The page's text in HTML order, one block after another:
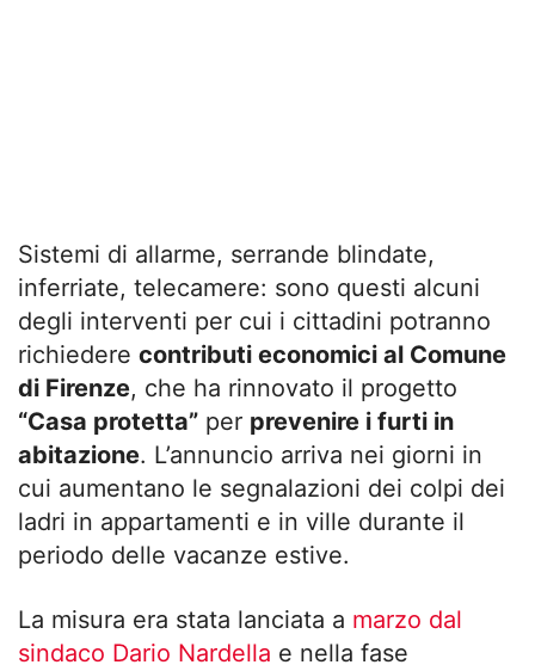
Sistemi di allarme, serrande blindate,
inferriate, telecamere: sono questi alcuni
degli interventi per cui i cittadini potranno
richiedere contributi economici al Comune
di Firenze, che ha rinnovato il progetto
“Casa protetta” per prevenire i furti in
abitazione. L’annuncio arriva nei giorni in
cui aumentano le segnalazioni dei colpi dei
ladri in appartamenti e in ville durante il
periodo delle vacanze estive.
La misura era stata lanciata a marzo dal
sindaco Dario Nardella e nella fase